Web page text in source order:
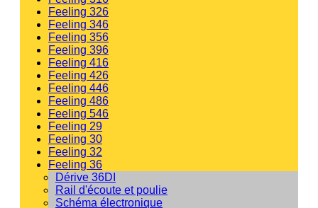
Feeling 326
Feeling 346
Feeling 356
Feeling 396
Feeling 416
Feeling 426
Feeling 446
Feeling 486
Feeling 546
Feeling 29
Feeling 30
Feeling 32
Feeling 36
Dérive 36DI
Rail d'écoute et poulie
Schéma électronique